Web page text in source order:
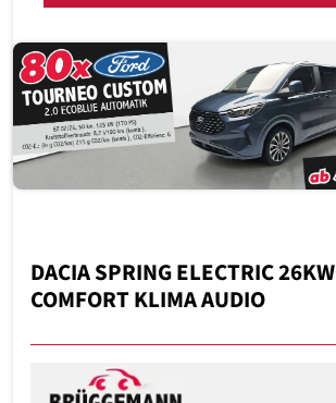
DACIA SPRING ELECTRIC
COMFORT KLIMA AUDIO